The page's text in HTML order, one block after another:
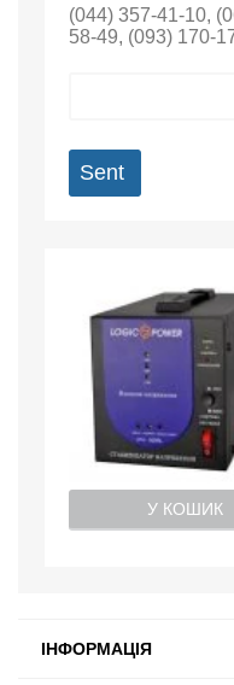
(044) 357-41-10,
58-49, (093) 170-
Sent
У КОШИК
ІНФОРМАЦІЯ